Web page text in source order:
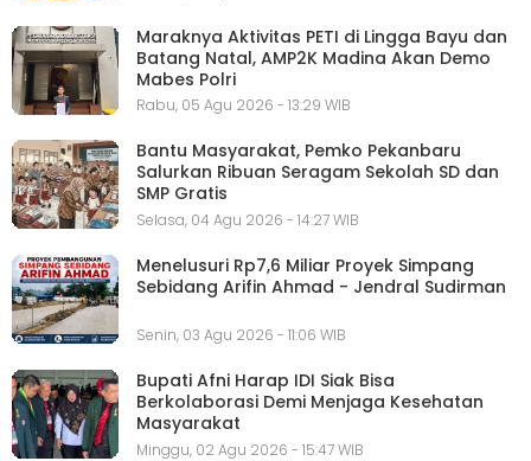
Maraknya Aktivitas PETI di Lingga Bayu dan
Batang Natal, AMP2K Madina Akan Demo
Mabes Polri
Rabu, 05 Agu 2026 - 13:29 WIB
Bantu Masyarakat, Pemko Pekanbaru
Salurkan Ribuan Seragam Sekolah SD dan
SMP Gratis
Selasa, 04 Agu 2026 - 14:27 WIB
Menelusuri Rp7,6 Miliar Proyek Simpang
Sebidang Arifin Ahmad - Jendral Sudirman
Senin, 03 Agu 2026 - 11:06 WIB
Bupati Afni Harap IDI Siak Bisa
Berkolaborasi Demi Menjaga Kesehatan
Masyarakat
Minggu, 02 Agu 2026 - 15:47 WIB